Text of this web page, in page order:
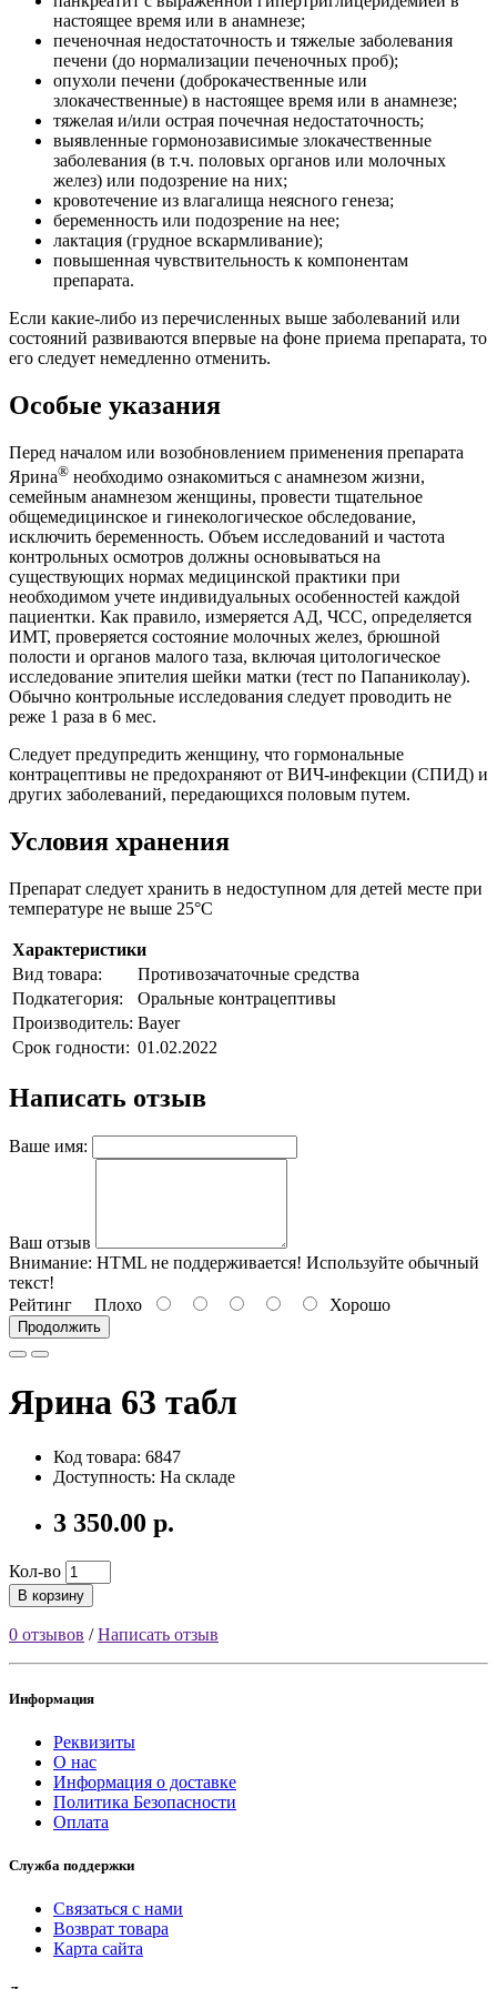
настоящее время или в анамнезе;
печеночная недостаточность и тяжелые заболевания
печени (до нормализации печеночных проб);
опухоли печени (доброкачественные или
злокачественные) в настоящее время или в анамнезе;
тяжелая и/или острая почечная недостаточность;
выявленные гормонозависимые злокачественные
заболевания (в т.ч. половых органов или молочных
желез) или подозрение на них;
кровотечение из влагалища неясного генеза;
беременность или подозрение на нее;
лактация (грудное вскармливание);
повышенная чувствительность к компонентам
препарата.
Если какие-либо из перечисленных выше заболеваний или
состояний развиваются впервые на фоне приема препарата, то
его следует немедленно отменить.
Особые указания
Перед началом или возобновлением применения препарата
Ярина® необходимо ознакомиться с анамнезом жизни,
семейным анамнезом женщины, провести тщательное
общемедицинское и гинекологическое обследование,
исключить беременность. Объем исследований и частота
контрольных осмотров должны основываться на
существующих нормах медицинской практики при
необходимом учете индивидуальных особенностей каждой
пациентки. Как правило, измеряется АД, ЧСС, определяется
ИМТ, проверяется состояние молочных желез, брюшной
полости и органов малого таза, включая цитологическое
исследование эпителия шейки матки (тест по Папаниколау).
Обычно контрольные исследования следует проводить не
реже 1 раза в 6 мес.
Следует предупредить женщину, что гормональные
контрацептивы не предохраняют от ВИЧ-инфекции (СПИД) и
других заболеваний, передающихся половым путем.
Условия хранения
Препарат следует хранить в недоступном для детей месте при
температуре не выше 25°C
Характеристики
Вид товара:
Противозачаточные средства
Подкатегория:
Оральные контрацептивы
Производитель: Bayer
Срок годности: 01.02.2022
Написать отзыв
Ваше имя:
Ваш отзыв
Внимание: HTML не поддерживается! Используйте обычный
текст!
Рейтинг Плохо Хорошо
Продолжить
Ярина 63 табл
Код товара: 6847
Доступность: На складе
3 350.00 р.
Кол-во
В корзину
0 отзывов /Написать отзыв
Информация
Реквизиты
О нас
Информация о доставке
Политика Безопасности
Оплата
Служба поддержки
Связаться с нами
Возврат товара
Карта сайта